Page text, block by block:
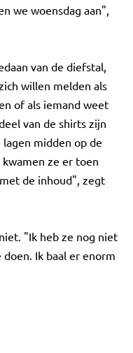
we woensdag aan",
van de diefstal,
willen melden als
of als iemand weet
van de shirts zijn
midden op de
kwamen ze er toen
de inhoud", zegt
"Ik heb ze nog niet
Ik baal er enorm